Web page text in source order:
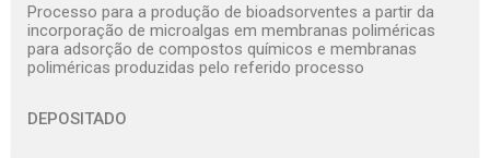
Processo para a produção de bioadsorventes a partir da
incorporação de microalgas em membranas poliméricas
para adsorção de compostos químicos e membranas
poliméricas produzidas pelo referido processo
DEPOSITADO